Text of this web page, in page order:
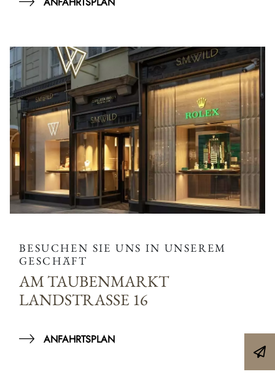
BESUCHEN SIE UNS IN UNSEREM
GESCHÄFT
AM TAUBENMARKT
LANDSTRASSE 16
ANFAHRTSPLAN